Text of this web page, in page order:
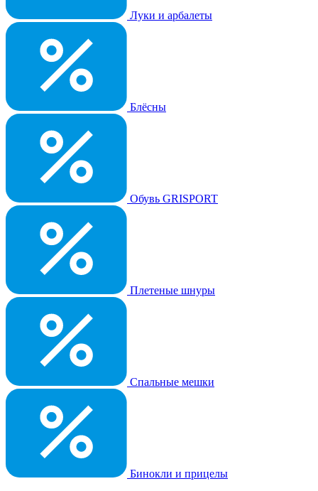
Луки и арбалеты
Блёсны
Обувь GRISPORT
Плетеные шнуры
Спальные мешки
Бинокли и прицелы